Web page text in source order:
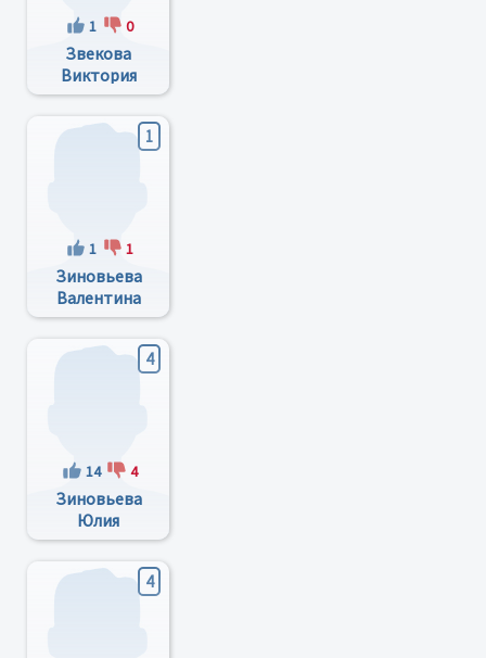
1 0
Звекова
Виктория
Корнеевна
1
1 1
Зиновьева
Валентина
Петровна
4
14 4
Зиновьева
Юлия
Петровна
4